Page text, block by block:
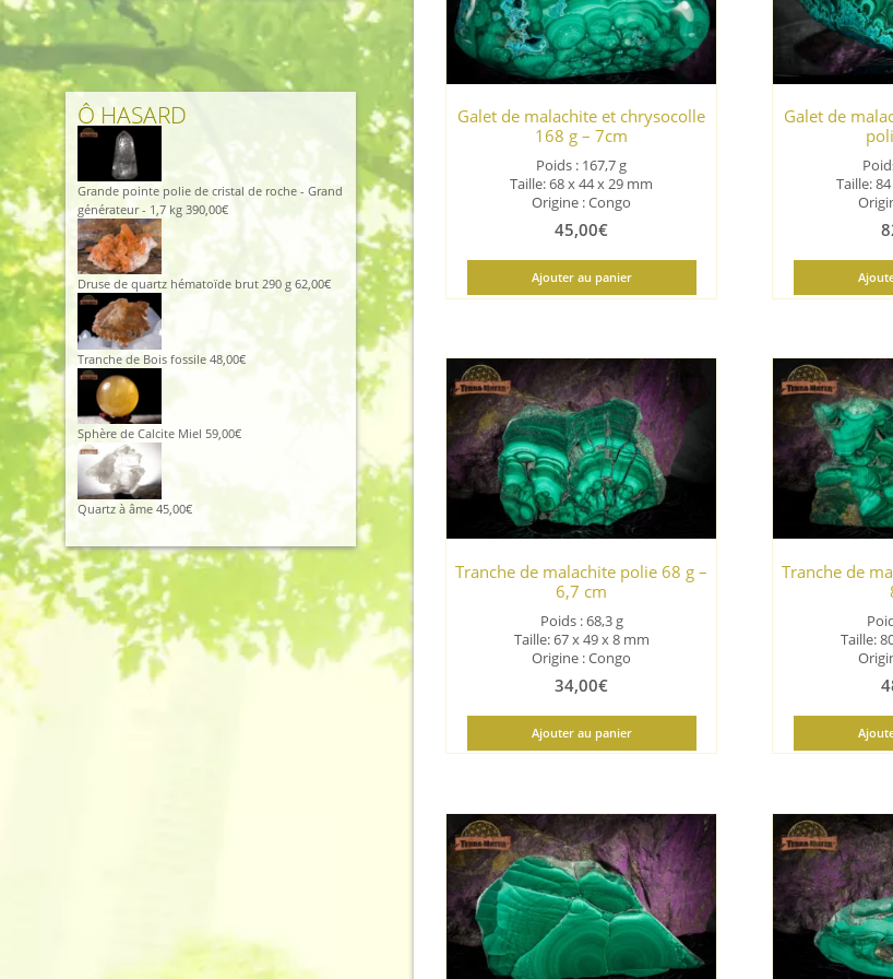
Galet de malachite et chrysocolle
168 g – 7cm
Poids : 167,7 g
Taille: 68 x 44 x 29 mm
Origine : Congo
45,00€
Ajouter au panier
Galet de
Taille:
Tranche de malachite polie 68 g –
6,7 cm
Poids : 68,3 g
Taille: 67 x 49 x 8 mm
Origine : Congo
34,00€
Ajouter au panier
Tranche de
Taille:
était :
115,00€.
est :
105,00€.
Ô HASARD
Grande pointe polie de cristal de roche - Grand
générateur - 1,7 kg 390,00€
Druse de quartz hématoïde brut 290 g 62,00€
Tranche de Bois fossile 48,00€
Sphère de Calcite Miel 59,00€
Quartz à âme 45,00€